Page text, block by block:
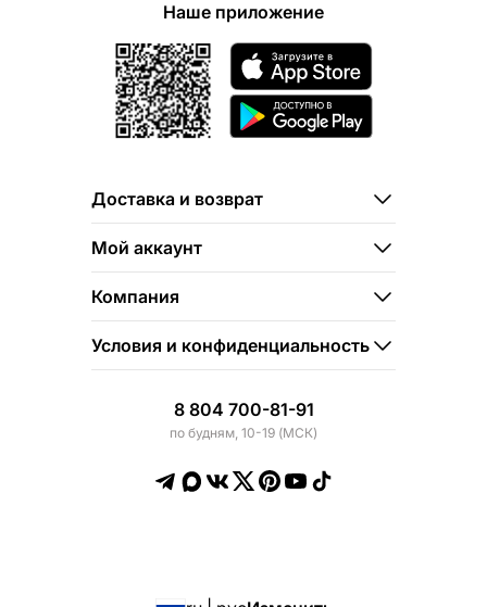
Наше приложение
Доставка и возврат
Мой аккаунт
Компания
Условия и конфиденциальность
8 804 700-81-91
по будням, 10-19 (МСК)